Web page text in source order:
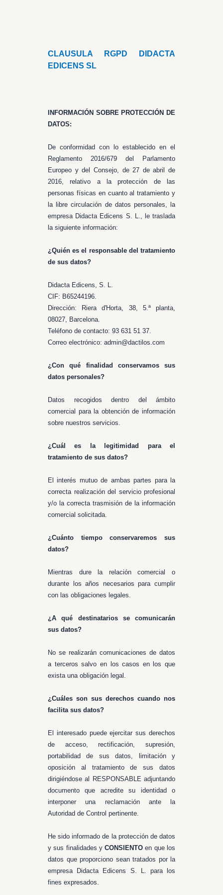
CLAUSULA RGPD DIDACTA
EDICENS SL
INFORMACIÓN SOBRE PROTECCIÓN DE
DATOS:
De conformidad con lo establecido en el
Reglamento 2016/679 del Parlamento
Europeo y del Consejo, de 27 de abril de
2016, relativo a la protección de las
personas físicas en cuanto al tratamiento y
la libre circulación de datos personales, la
empresa Didacta Edicens S. L., le traslada
la siguiente información:
¿Quién es el responsable del tratamiento
de sus datos?
Didacta Edicens, S. L.
CIF: B65244196.
Dirección: Riera d'Horta, 38, 5.ª planta,
08027, Barcelona.
Teléfono de contacto: 93 631 51 37.
Correo electrónico: admin@dactilos.com
¿Con qué finalidad conservamos sus
datos personales?
Datos recogidos dentro del ámbito
comercial para la obtención de información
sobre nuestros servicios.
¿Cuál es la legitimidad para el
tratamiento de sus datos?
El interés mutuo de ambas partes para la
correcta realización del servicio profesional
y/o la correcta trasmisión de la información
comercial solicitada.
¿Cuánto tiempo conservaremos sus
datos?
Mientras dure la relación comercial o
durante los años necesarios para cumplir
con las obligaciones legales.
¿A qué destinatarios se comunicarán
sus datos?
No se realizarán comunicaciones de datos
a terceros salvo en los casos en los que
exista una obligación legal.
¿Cuáles son sus derechos cuando nos
facilita sus datos?
El interesado puede ejercitar sus derechos
de acceso, rectificación, supresión,
portabilidad de sus datos, limitación y
oposición al tratamiento de sus datos
dirigiéndose al RESPONSABLE adjuntando
documento que acredite su identidad o
interponer una reclamación ante la
Autoridad de Control pertinente.
He sido informado de la protección de datos
y sus finalidades yCONSIENTO en que los
datos que proporciono sean tratados por la
empresa Didacta Edicens S. L. para los
fines expresados.